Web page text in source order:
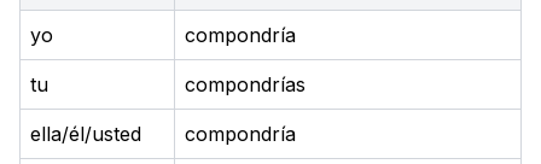
yo compondría
tu compondrías
ella/él/usted compondría